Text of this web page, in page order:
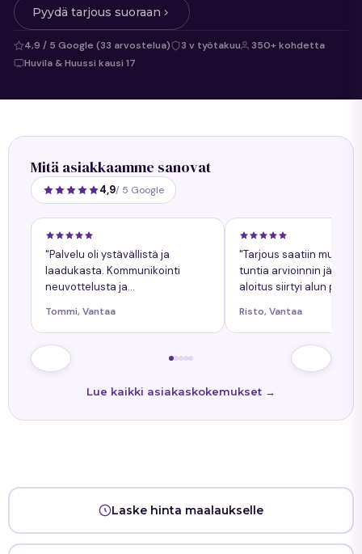
Pyydä tarjous suoraan
4,9 / 5 Google (33 arvostelua) 3 v työtakuu
350+ kohdetta
Huvila & Huussi kausi 17
Mitä asiakkaamme sanovat
4,9/ 5 Google
"Palvelu oli ystävällistä ja
laadukasta. Kommunikointi
neuvottelusta ja
Kaikkiin kysymyksiin tuli
nopeasti vastaukset. Työn
lopputulos oli onnistunut."
Tommi, Vantaa
"Tarjous saatiin
tuntia arvioinnin
aloitus siirtyi alun perin
siitä oli ollut etukäteen
tiedossa."
Risto, Vantaa
Lue kaikki asiakaskokemukset →
Laske hinta maalaukselle